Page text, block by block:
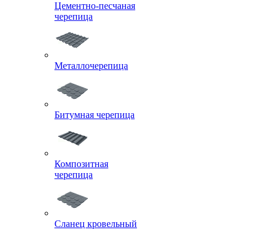
Цементно-песчаная
черепица
Металлочерепица
Битумная черепица
Композитная
черепица
Сланец кровельный